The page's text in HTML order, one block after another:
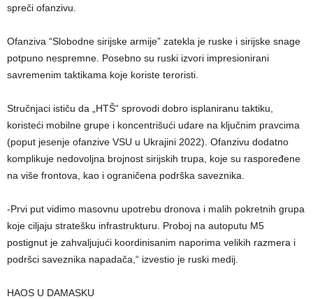
spreči ofanzivu.
Ofanziva “Slobodne sirijske armije” zatekla je ruske i sirijske snage
potpuno nespremne. Posebno su ruski izvori impresionirani
savremenim taktikama koje koriste teroristi.
Stručnjaci ističu da „HTŠ“ sprovodi dobro isplaniranu taktiku,
koristeći mobilne grupe i koncentrišući udare na ključnim pravcima
(poput jesenje ofanzive VSU u Ukrajini 2022). Ofanzivu dodatno
komplikuje nedovoljna brojnost sirijskih trupa, koje su raspoređene
na više frontova, kao i ograničena podrška saveznika.
-Prvi put vidimo masovnu upotrebu dronova i malih pokretnih grupa
koje ciljaju stratešku infrastrukturu. Proboj na autoputu M5
postignut je zahvaljujući koordinisanim naporima velikih razmera i
podršci saveznika napadača,“ izvestio je ruski medij.
HAOS U DAMASKU